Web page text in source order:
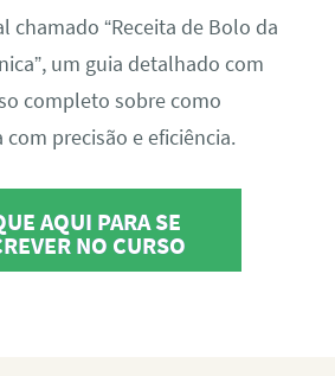
chamado “Receita de Bolo da
um guia detalhado com
completo sobre como
com precisão e eficiência.
AQUI PARA SE
NO CURSO